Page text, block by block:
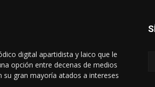
digital apartidista y laico que le
opción entre decenas de medios
su gran mayoría atados a intereses